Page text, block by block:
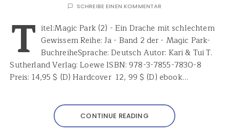
SCHREIBE EINEN KOMMENTAR
T itel:Magic Park (2) - Ein Drache mit schlechtem
Gewissem Reihe: Ja - Band 2 der - Magic Park-
BuchreiheSprache: Deutsch Autor: Kari & Tui T.
Sutherland Verlag: Loewe ISBN: 978-3-7855-7830-8
Preis: 14,95 $ (D) Hardcover 12, 99 $ (D) ebook…
CONTINUE READING